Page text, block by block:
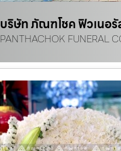
บริษัท ภัณฑโชค ฟิวเนอรั
PANTHACHOK FUNERAL